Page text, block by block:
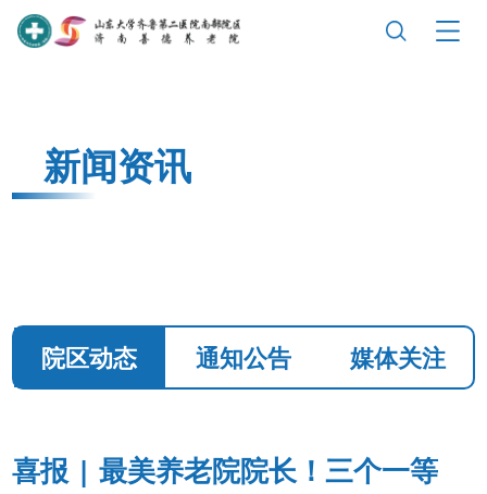
新闻资讯
院区动态 通知公告 媒体关注
喜报 | 最美养老院院长！三个一等